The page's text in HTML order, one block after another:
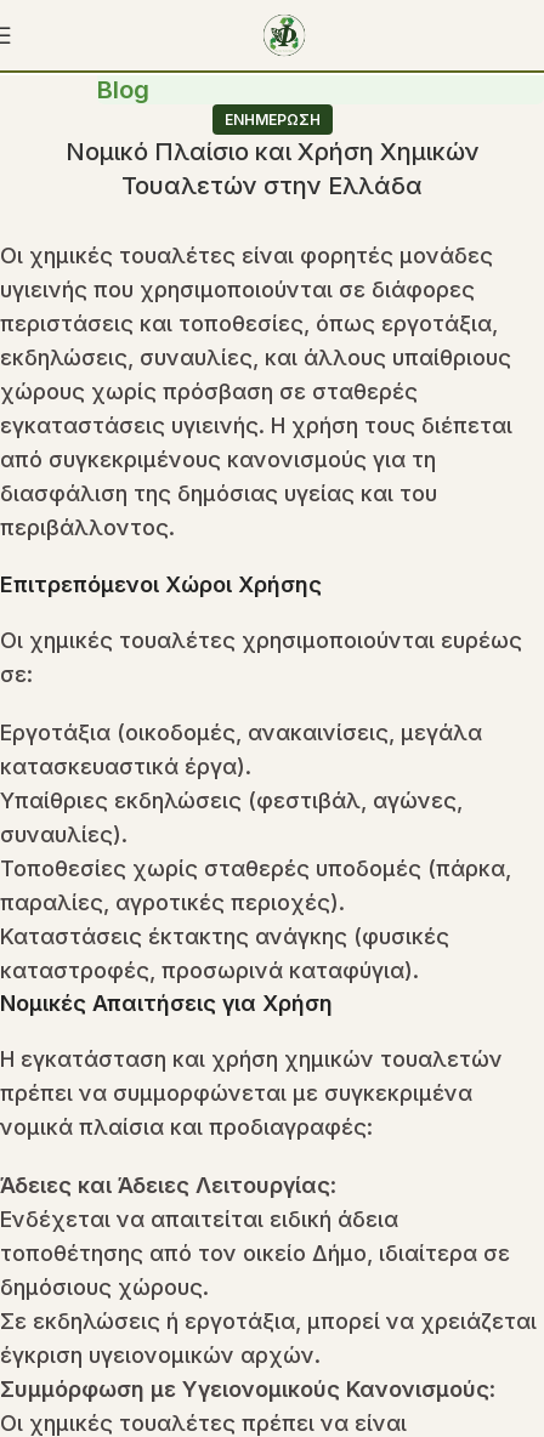
Blog
ΕΝΗΜΕΡΩΣΗ
Νομικό Πλαίσιο και Χρήση Χημικών
Τουαλετών στην Ελλάδα
Οι χημικές τουαλέτες είναι φορητές μονάδες
υγιεινής που χρησιμοποιούνται σε διάφορες
περιστάσεις και τοποθεσίες, όπως εργοτάξια,
εκδηλώσεις, συναυλίες, και άλλους υπαίθριους
χώρους χωρίς πρόσβαση σε σταθερές
εγκαταστάσεις υγιεινής. Η χρήση τους διέπεται
από συγκεκριμένους κανονισμούς για τη
διασφάλιση της δημόσιας υγείας και του
περιβάλλοντος.
Επιτρεπόμενοι Χώροι Χρήσης
Οι χημικές τουαλέτες χρησιμοποιούνται ευρέως
σε:
Εργοτάξια (οικοδομές, ανακαινίσεις, μεγάλα
κατασκευαστικά έργα).
Υπαίθριες εκδηλώσεις (φεστιβάλ, αγώνες,
συναυλίες).
Τοποθεσίες χωρίς σταθερές υποδομές (πάρκα,
παραλίες, αγροτικές περιοχές).
Καταστάσεις έκτακτης ανάγκης (φυσικές
καταστροφές, προσωρινά καταφύγια).
Νομικές Απαιτήσεις για Χρήση
Η εγκατάσταση και χρήση χημικών τουαλετών
πρέπει να συμμορφώνεται με συγκεκριμένα
νομικά πλαίσια και προδιαγραφές:
Άδειες και Άδειες Λειτουργίας:
Ενδέχεται να απαιτείται ειδική άδεια
τοποθέτησης από τον οικείο Δήμο, ιδιαίτερα σε
δημόσιους χώρους.
Σε εκδηλώσεις ή εργοτάξια, μπορεί να χρειάζεται
έγκριση υγειονομικών αρχών.
Συμμόρφωση με Υγειονομικούς Κανονισμούς:
Οι χημικές τουαλέτες πρέπει να είναι